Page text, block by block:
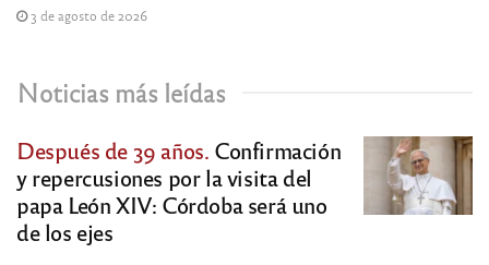
3 de agosto de 2026
Noticias más leídas
Después de 39 años. Confirmación
y repercusiones por la visita del
papa León XIV: Córdoba será uno
de los ejes